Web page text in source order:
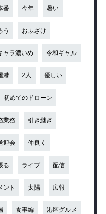
番 今年 暑い
う おふざけ
ャラ濃いめ 令和ギャル
港 2人 優しい
初めてのドローン
業務 引き継ぎ
迎会 仲良く
る ライブ 配信
ント 太陽 広報
食事編 港区グルメ